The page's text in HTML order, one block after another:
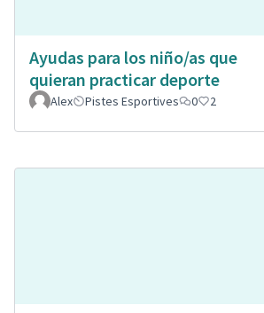
Ayudas para los niño/as que
quieran practicar deporte
Alex Pistes Esportives 0 2